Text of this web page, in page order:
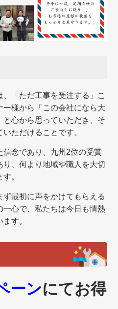
「ただ工事を受注する」こ
ー様から「この会社になら大
心から思っていただき、そ
ただけることです。
念であり、九州2位の受賞
、何より地域や職人を大切
。
ず最初に声をかけてもらえる
心で、私たちは今日も情熱
す。
ーンにてお得